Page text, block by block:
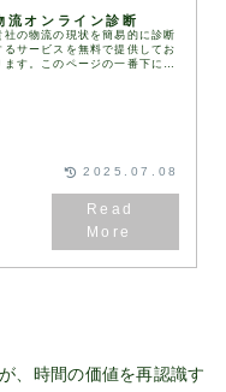
流オンライン診断
社の物流の現状を簡易的に診断
るサービスを無料で提供してお
ます。このページの一番下にあ
2025.07.08
、時間の価値を再認識す